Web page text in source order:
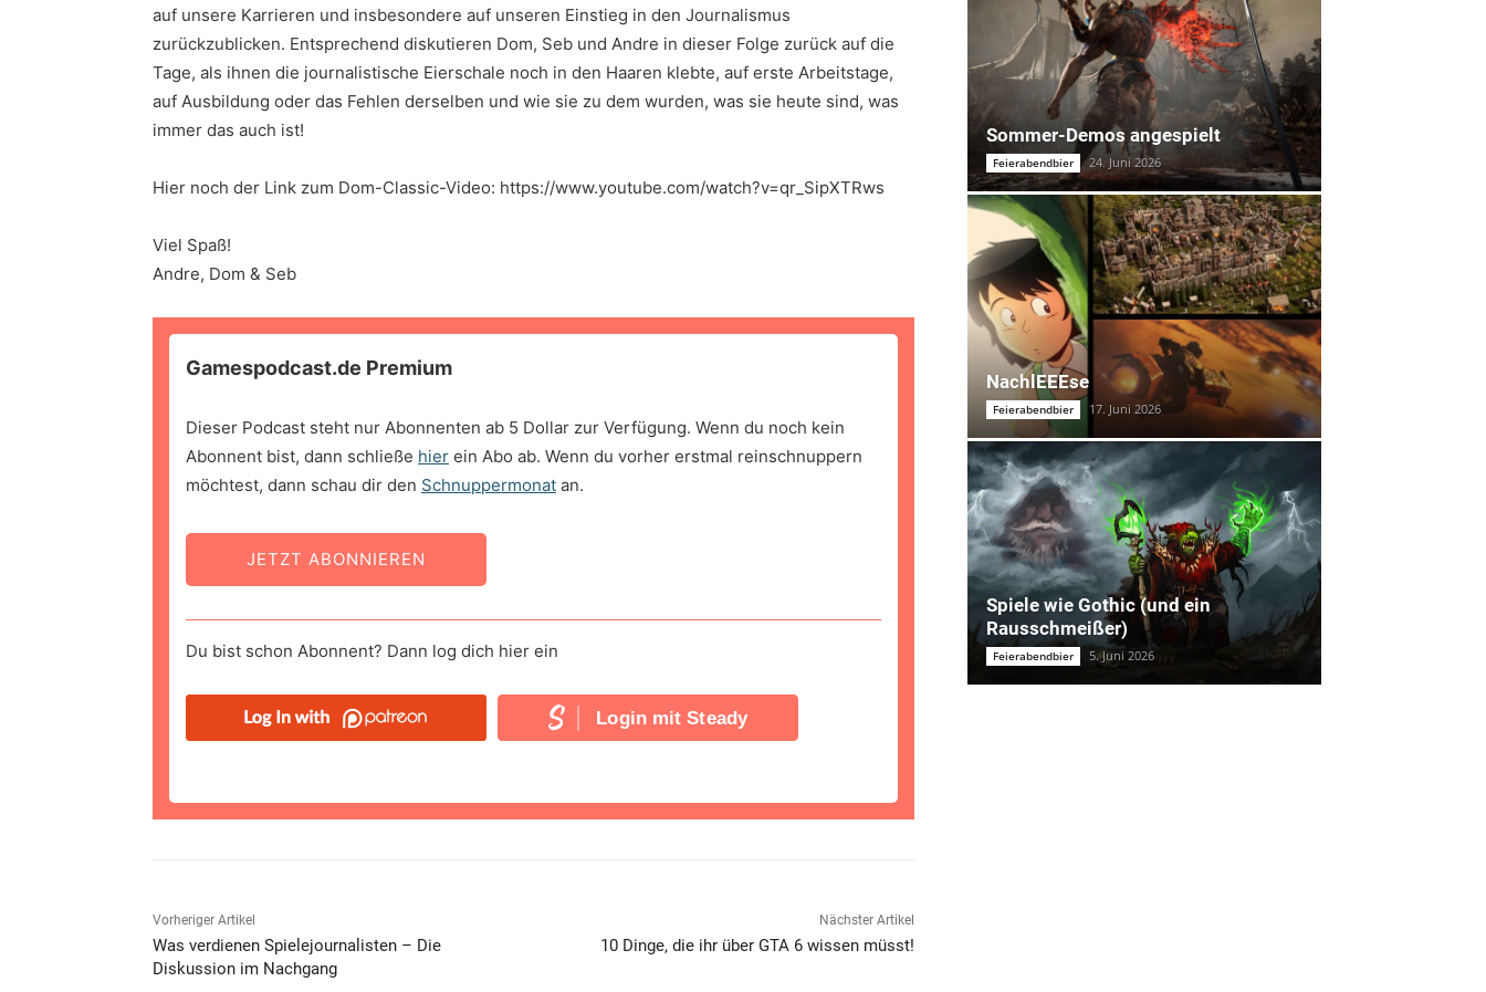
auf unsere Karrieren und insbesondere auf unseren Einstieg in den Journalismus
zurückzublicken. Entsprechend diskutieren Dom, Seb und Andre in dieser Folge zurück auf die
Tage, als ihnen die journalistische Eierschale noch in den Haaren klebte, auf erste Arbeitstage,
auf Ausbildung oder das Fehlen derselben und wie sie zu dem wurden, was sie heute sind, was
immer das auch ist!
Hier noch der Link zum Dom-Classic-Video: https://www.youtube.com/watch?v=qr_SipXTRws
Viel Spaß!
Andre, Dom & Seb
Gamespodcast.de Premium
Dieser Podcast steht nur Abonnenten ab 5 Dollar zur Verfügung. Wenn du noch kein
Abonnent bist, dann schließe hier ein Abo ab. Wenn du vorher erstmal reinschnuppern
möchtest, dann schau dir den Schnuppermonat an.
JETZT ABONNIEREN
Du bist schon Abonnent? Dann log dich hier ein
Login mit Steady
Vorheriger Artikel
Was verdienen Spielejournalisten – Die
Diskussion im Nachgang
Nächster Artikel
10 Dinge, die ihr über GTA 6 wissen müsst!
Sommer-Demos angespielt
Feierabendbier 24. Juni 2026
NachlEEEse
Feierabendbier 17. Juni 2026
Spiele wie Gothic (und ein
Rausschmeißer)
Feierabendbier 5. Juni 2026